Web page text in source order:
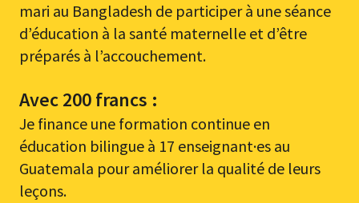
mari au Bangladesh de participer à une séance
d’éducation à la santé maternelle et d’être
préparés à l’accouchement.
Avec 200 francs :
Je finance une formation continue en
éducation bilingue à 17 enseignant·es au
Guatemala pour améliorer la qualité de leurs
leçons.